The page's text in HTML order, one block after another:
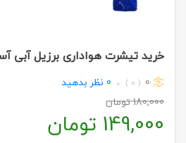
خرید تیشرت هواداری برزیل آبی
0
( 0 )
0 نظر بدهید
180,000تومان
149,000 تومان